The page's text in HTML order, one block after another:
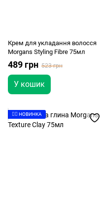
Крем для укладання волосся
Morgans Styling Fibre 75мл
489 грн 523 грн
У кошик
👉🏻 НОВИНКА